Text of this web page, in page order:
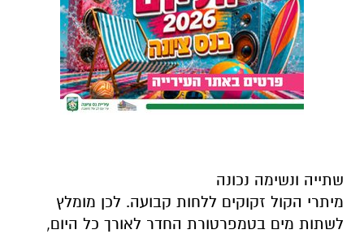
שתייה ונשימה נכונה
מיתרי הקול זקוקים ללחות קבועה. לכן מומלץ
לשתות מים בטמפרטורת החדר לאורך כל היום,